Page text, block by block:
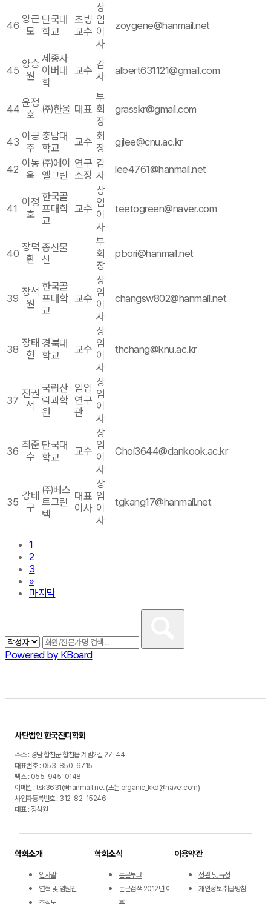
46
양근
모
단국대
학교
초빙
교수
상
임
이
사
zoygene@hanmail.net
45
양승
원
세종사
이버대
학
교수 감
사
albert631121@gmail.com
44
윤정
호
㈜한울 대표
부
회
장
grasskr@gmail.com
43 이긍
주
충남대
학교
교수 회
장
gjlee@cnu.ac.kr
42 이동
욱
㈜에이
엘그린
연구
소장
감
사
lee4761@hanmail.net
41
이정
호
한국골
프대학
교
교수
상
임
이
사
teetogreen@naver.com
40
장덕
환
종신물
산
부
회
장
pbori@hanmail.net
39
장석
원
한국골
프대학
교
교수
상
임
이
사
changsw802@hanmail.net
38
장태
현
경북대
학교
교수
상
임
이
사
thchang@knu.ac.kr
37
전권
석
국립산
림과학
원
임업
연구
관
상
임
이
사
36
최준
수
단국대
학교
교수
상
임
이
사
Choi3644@dankook.ac.kr
35
강태
구
㈜베스
트그린
텍
대표
이사
상
임
이
사
tgkang17@hanmail.net
1
2
3
»
마지막
Powered by KBoard
사단법인 한국잔디학회
주소 : 경남 합천군 합천읍 계림2길 27-44
대표번호 : 053-850-6715
팩스 : 055-945-0148
이메일 : tsk3631@hanmail.net (또는 organic_kkd@naver.com)
사업자등록번호 : 312-82-15246
대표 : 장석원
학회소개
인사말
연혁 및 임원진
학회소식
논문투고
논문검색 2012년 이
이용약관
정관 및 규정
개인정보 취급방침